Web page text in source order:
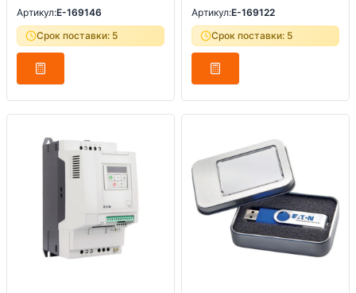
Артикул:E-169146
Срок поставки: 5
Артикул:E-169122
Срок поставки: 5